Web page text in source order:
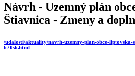
Návrh - Uzemný plán
Štiavnica - Zmeny a
/udalosti/aktuality/navrh-uzemny-plan-obce-liptovska-
670sk.html